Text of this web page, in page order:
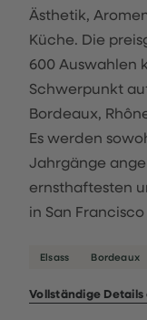
Ästhetik,
Küche. Die
600 Auswahlen
Schwerpunkt
Bordeaux,
Es werden
Jahrgänge
ernsthaftesten
in San
Elsass Bordeaux
Vollständige